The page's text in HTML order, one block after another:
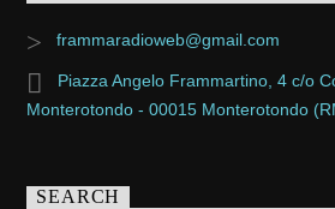
frammaradioweb@gmail.com
Piazza Angelo Frammartino, 4 c/o
Monterotondo - 00015 Monterotondo
SEARCH